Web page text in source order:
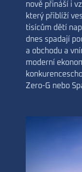
nově přináší i
který přiblíží
tisícům dětí
dnes spadají
a obchodu a
moderní
Zero-G nebo